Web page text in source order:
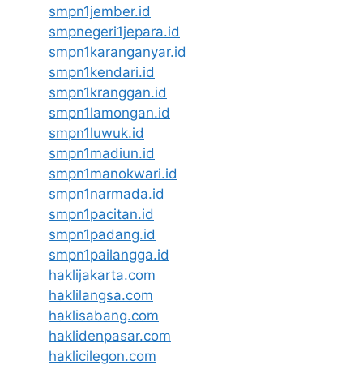
smpn1jember.id
smpnegeri1jepara.id
smpn1karanganyar.id
smpn1kendari.id
smpn1kranggan.id
smpn1lamongan.id
smpn1luwuk.id
smpn1madiun.id
smpn1manokwari.id
smpn1narmada.id
smpn1pacitan.id
smpn1padang.id
smpn1pailangga.id
haklijakarta.com
haklilangsa.com
haklisabang.com
haklidenpasar.com
haklicilegon.com